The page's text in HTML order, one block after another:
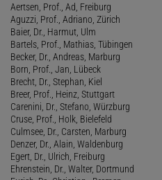
Aertsen, Prof., Ad, Freiburg
Aguzzi, Prof., Adriano, Zürich
Baier, Dr., Harmut, Ulm
Bartels, Prof., Mathias, Tübingen
Becker, Dr., Andreas, Marburg
Born, Prof., Jan, Lübeck
Brecht, Dr., Stephan, Kiel
Breer, Prof., Heinz, Stuttgart
Carenini, Dr., Stefano, Würzburg
Cruse, Prof., Holk, Bielefeld
Culmsee, Dr., Carsten, Marburg
Denzer, Dr., Alain, Waldenburg
Egert, Dr., Ulrich, Freiburg
Ehrenstein, Dr., Walter, Dortmund